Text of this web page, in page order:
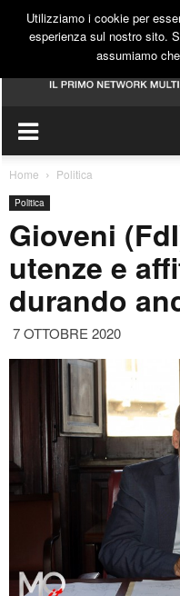
Home Politica
Politica
Gioveni
utenze e
durando
7 OTTOBRE 2020
Utilizziamo i cookie per
esperienza sul nostro sito.
assumiamo